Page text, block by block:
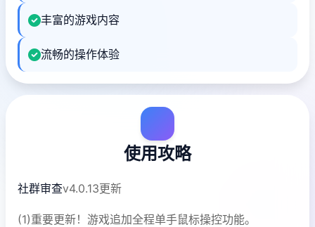
丰富的游戏内容
流畅的操作体验
使用攻略
社群审查v4.0.13更新
(1)重要更新！游戏追加全程单手鼠标操控功能。